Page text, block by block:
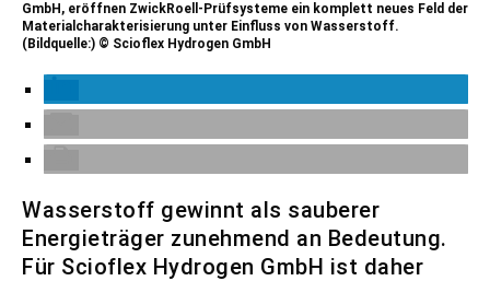
GmbH, eröffnen ZwickRoell-Prüfsysteme ein komplett neues Feld der
Materialcharakterisierung unter Einfluss von Wasserstoff.
(Bildquelle:) © Scioflex Hydrogen GmbH
Wasserstoff gewinnt als sauberer
Energieträger zunehmend an Bedeutung.
Für Scioflex Hydrogen GmbH ist daher